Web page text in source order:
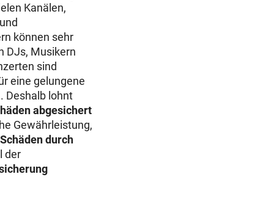
Kanälen,
können sehr
DJs, Musikern
sind
eine gelungene
Deshalb lohnt
abgesichert
Gewährleistung,
Schäden durch
der